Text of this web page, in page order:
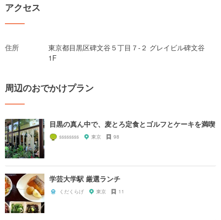
アクセス
住所
東京都目黒区碑文谷５丁目７-２ グレイビル碑文谷
1F
周辺のおでかけプラン
目黒の真ん中で、麦とろ定食とゴルフとケーキを満喫
ssssssss 東京 98
学芸大学駅 厳選ランチ
くだくらげ 東京 11